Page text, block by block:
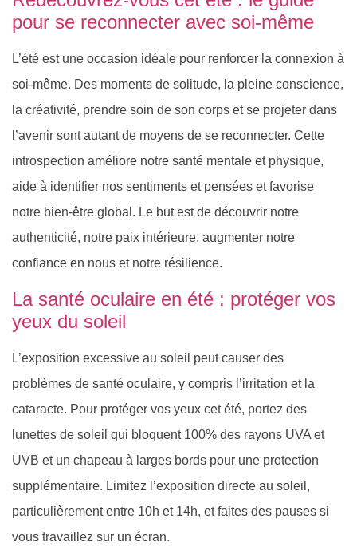
pour se reconnecter avec soi-même
L’été est une occasion idéale pour renforcer la connexion à
soi-même. Des moments de solitude, la pleine conscience,
la créativité, prendre soin de son corps et se projeter dans
l’avenir sont autant de moyens de se reconnecter. Cette
introspection améliore notre santé mentale et physique,
aide à identifier nos sentiments et pensées et favorise
notre bien-être global. Le but est de découvrir notre
authenticité, notre paix intérieure, augmenter notre
confiance en nous et notre résilience.
La santé oculaire en été : protéger vos
yeux du soleil
L’exposition excessive au soleil peut causer des
problèmes de santé oculaire, y compris l’irritation et la
cataracte. Pour protéger vos yeux cet été, portez des
lunettes de soleil qui bloquent 100% des rayons UVA et
UVB et un chapeau à larges bords pour une protection
supplémentaire. Limitez l’exposition directe au soleil,
particulièrement entre 10h et 14h, et faites des pauses si
vous travaillez sur un écran.